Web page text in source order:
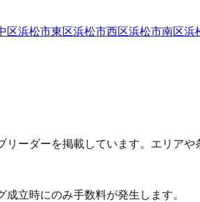
区浜松市東区浜松市西区浜松市南区浜
ーダーを掲載しています。エリアや
立時にのみ手数料が発生します。